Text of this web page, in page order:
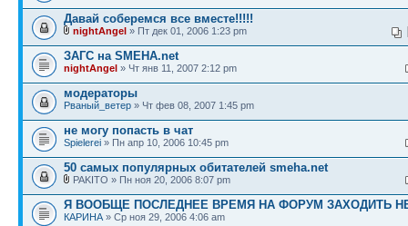
Давай соберемся все вместе!!!!!
nightAngel » Пт дек 01, 2006 1:23 pm
ЗАГС на SMEHA.net
nightAngel » Чт янв 11, 2007 2:12 pm
модераторы
Рваный_ветер » Чт фев 08, 2007 1:45 pm
не могу попасть в чат
Spielerei » Пн апр 10, 2006 10:45 pm
50 самых популярных обитателей smeha.net
PAKITO » Пн ноя 20, 2006 8:07 pm
Я ВООБЩЕ ПОСЛЕДНЕЕ ВРЕМЯ НА ФОРУМ ЗАХОДИТЬ
КАРИНА » Ср ноя 29, 2006 4:06 am